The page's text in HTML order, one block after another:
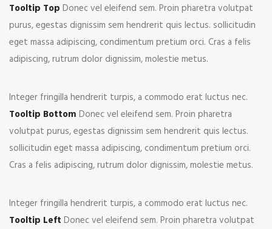
Tooltip Top Donec vel eleifend sem. Proin pharetra volutpat
purus, egestas dignissim sem hendrerit quis lectus. sollicitudin
eget massa adipiscing, condimentum pretium orci. Cras a felis
adipiscing, rutrum dolor dignissim, molestie metus.
Integer fringilla hendrerit turpis, a commodo erat luctus nec.
Tooltip Bottom Donec vel eleifend sem. Proin pharetra
volutpat purus, egestas dignissim sem hendrerit quis lectus.
sollicitudin eget massa adipiscing, condimentum pretium orci.
Cras a felis adipiscing, rutrum dolor dignissim, molestie metus.
Integer fringilla hendrerit turpis, a commodo erat luctus nec.
Tooltip Left Donec vel eleifend sem. Proin pharetra volutpat